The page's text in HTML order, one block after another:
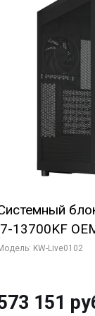
13700KF
C16 8EC/
960 ГБ
KW-Live0102
151